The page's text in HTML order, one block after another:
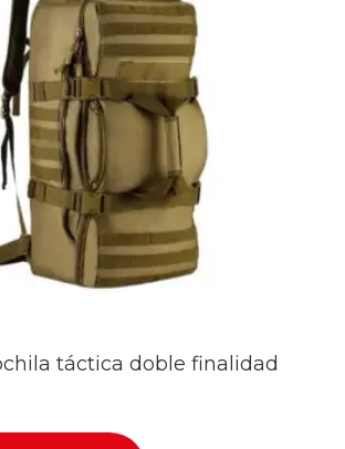
táctica doble finalidad